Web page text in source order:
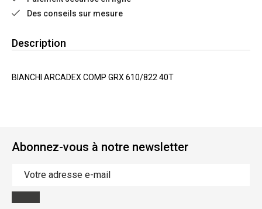
Des conseils sur mesure
Description
BIANCHI ARCADEX COMP GRX 610/822 40T
Abonnez-vous à notre newsletter